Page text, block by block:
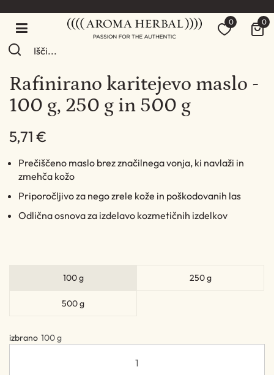
0 0
Rafinirano karitejevo maslo -
100 g, 250 g in 500 g
5,71 €
Prečiščeno maslo brez značilnega vonja, ki navlaži in
zmehča kožo
Priporočljivo za nego zrele kože in poškodovanih las
Odlična osnova za izdelavo kozmetičnih izdelkov
100 g 250 g
500 g
izbrano 100 g